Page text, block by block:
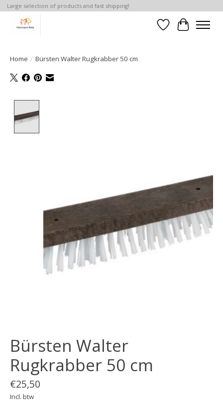
Large selection of products and fast shipping!
Verlanglijst
Home / Bürsten Walter Rugkrabber 50 cm
Bürsten Walter
Rugkrabber 50 cm
€25,50
Incl. btw